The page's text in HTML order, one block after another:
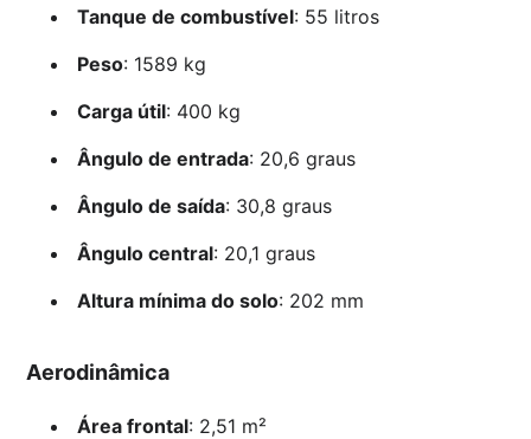
Tanque de combustível: 55 litros
Peso: 1589 kg
Carga útil: 400 kg
Ângulo de entrada: 20,6 graus
Ângulo de saída: 30,8 graus
Ângulo central: 20,1 graus
Altura mínima do solo: 202 mm
Aerodinâmica
Área frontal: 2,51 m²